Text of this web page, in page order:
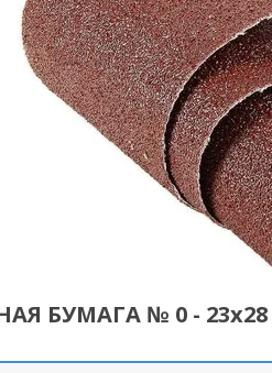
БУМАГА № 0 - 23х28